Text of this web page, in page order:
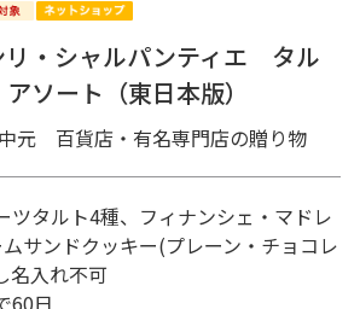
リ・シャルパンティエ タル
ソート（東日本版）
元 百貨店・有名専門店の贈り物
タルト4種、フィナンシェ・マドレ
サンドクッキー(プレーン・チョコレ
入れ不可
60日